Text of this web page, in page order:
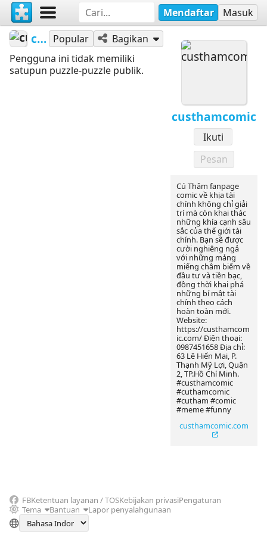
Mendaftar Masuk
custhamcomic
Ikuti
Pesan
Cú Thâm fanpage
comic về khịa tài
chính không chỉ giải
trí mà còn khai thác
những khía cạnh sâu
sắc của thế giới tài
chính. Bạn sẽ được
cười nghiêng ngả
với những mảng
miếng châm biếm về
đầu tư và tiền bạc,
đồng thời khai phá
những bí mật tài
chính theo cách
hoàn toàn mới.
Website:
https://custhamcom
ic.com/ Điện thoại:
0987451658 Địa chỉ:
63 Lê Hiến Mai, P.
Thạnh Mỹ Lợi, Quận
2, TP.Hồ Chí Minh.
#custhamcomic
#cuthamcomic
#cutham #comic
#meme #funny
custhamcomic.com
custhamcomic Popular
Bagikan
Pengguna ini tidak memiliki
satupun puzzle-puzzle publik.
FBKetentuan layanan / TOSKebijakan privasiPengaturan
Tema
Bantuan Lapor penyalahgunaan